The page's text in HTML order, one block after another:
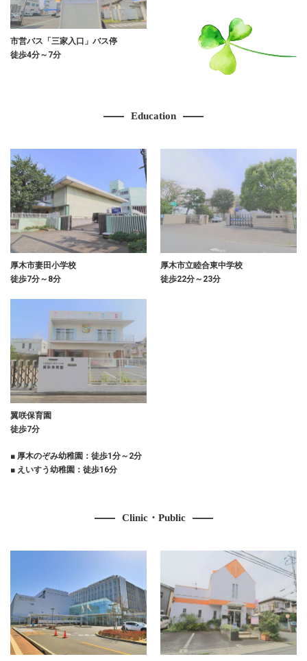
市営バス「三家入口」バス停
徒歩4分～7分
Education
厚木市妻田小学校
徒歩7分～8分
厚木市立睦合東中学校
徒歩22分～23分
翼咲保育園
徒歩7分
■ 厚木のぞみ幼稚園：徒歩1分～2分
■ えいすう幼稚園：徒歩16分
Clinic・Public